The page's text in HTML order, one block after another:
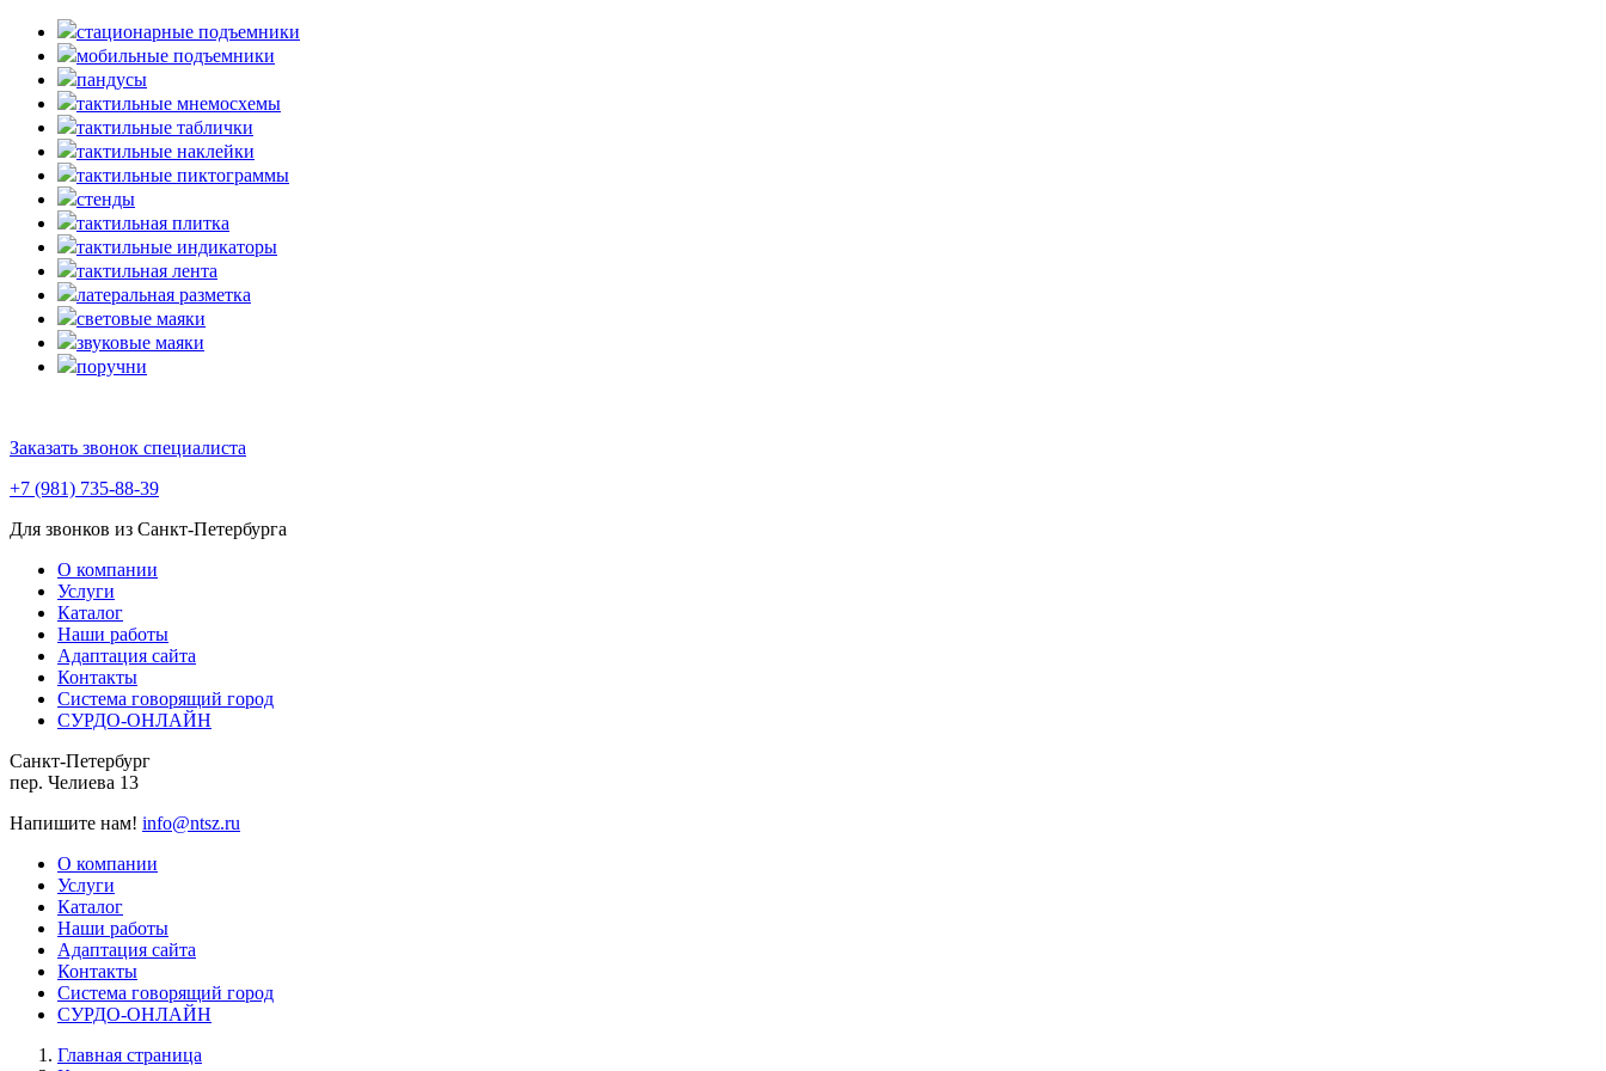
стационарные подъемники
мобильные подъемники
пандусы
тактильные мнемосхемы
тактильные таблички
тактильные наклейки
тактильные пиктограммы
стенды
тактильная плитка
тактильные индикаторы
тактильная лента
латеральная разметка
световые маяки
звуковые маяки
поручни
Заказать звонок специалиста
+7 (981) 735-88-39
Для звонков из Санкт-Петербурга
О компании
Услуги
Каталог
Наши работы
Адаптация сайта
Контакты
Система говорящий город
СУРДО-ОНЛАЙН
Санкт-Петербург
пер. Челиева 13
Напишите нам! info@ntsz.ru
О компании
Услуги
Каталог
Наши работы
Адаптация сайта
Контакты
Система говорящий город
СУРДО-ОНЛАЙН
Главная страница